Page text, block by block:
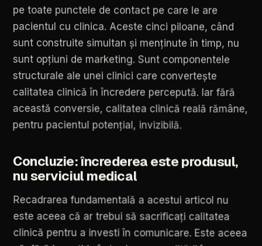
pe toate punctele de contact pe care le are
pacientul cu clinica. Aceste cinci piloane, când
sunt construite simultan și menținute în timp, nu
sunt opțiuni de marketing. Sunt componentele
structurale ale unei clinici care convertește
calitatea clinică în încredere percepută. Iar fără
această conversie, calitatea clinică reală rămâne,
pentru pacientul potențial, invizibilă.
Concluzie:încrederea este produsul,
nuserviciul medical
Recadrarea fundamentală a acestui articol nu
este aceea că ar trebui să sacrificați calitatea
clinică pentru a investi în comunicare. Este aceea